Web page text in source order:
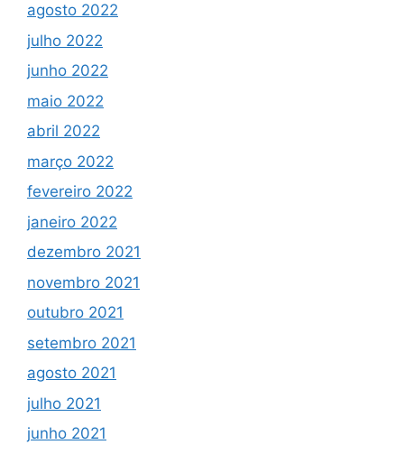
agosto 2022
julho 2022
junho 2022
maio 2022
abril 2022
março 2022
fevereiro 2022
janeiro 2022
dezembro 2021
novembro 2021
outubro 2021
setembro 2021
agosto 2021
julho 2021
junho 2021